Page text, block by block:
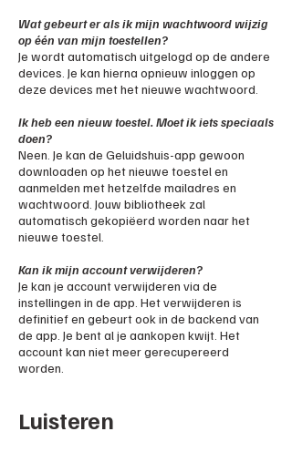
Wat gebeurt er als ik mijn wachtwoord wijzig
op één van mijn toestellen?
Je wordt automatisch uitgelogd op de andere
devices. Je kan hierna opnieuw inloggen op
deze devices met het nieuwe wachtwoord.
Ik heb een nieuw toestel. Moet ik iets speciaals
doen?
Neen. Je kan de Geluidshuis-app gewoon
downloaden op het nieuwe toestel en
aanmelden met hetzelfde mailadres en
wachtwoord. Jouw bibliotheek zal
automatisch gekopiëerd worden naar het
nieuwe toestel.
Kan ik mijn account verwijderen?
Je kan je account verwijderen via de
instellingen in de app. Het verwijderen is
definitief en gebeurt ook in de backend van
de app. Je bent al je aankopen kwijt. Het
account kan niet meer gerecupereerd
worden.
Luisteren